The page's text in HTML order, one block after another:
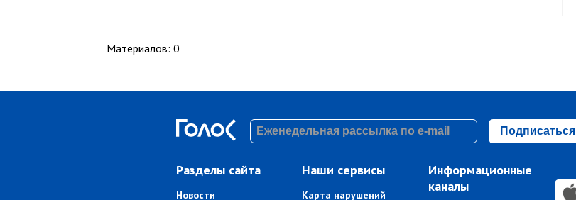
Материалов: 0
Подписаться
Разделы сайта
Новости
Наши сервисы
Карта нарушений
Информационные
каналы